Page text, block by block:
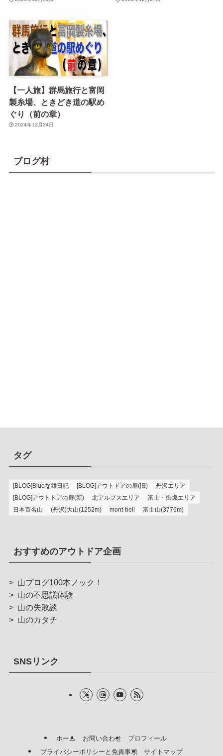
【一人旅】群馬旅行と富岡
製糸場、ときどき道の駅め
ぐり（前の章）
2024年12月24日
ブログ村
タグ
[BLOG]Blueな雑日記 [BLOG]アウトドアの扉(旧)
丹沢エリア
[BLOG]アウトドアの扉(新)
北アルプスエリア
富士・御坂エリア
日本百名山
(丹沢)大山(1252m) mont-bell 富士山(3776m)
おすすめのアウトドア企画
> 山ブログ100本ノック！
> 山の不思議体験
> 山の失敗談
> 山のカタチ
SNSリンク
ホーム お問い合わせ
プロフィール
プライバシーポリシーと免責事項
サイトマップ